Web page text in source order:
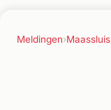
Meldingen›Maassluis